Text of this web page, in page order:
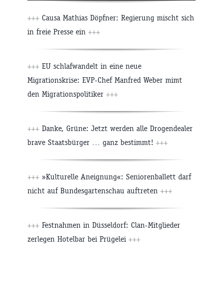
+++ Causa Mathias Döpfner: Regierung mischt sich
in freie Presse ein +++
+++ EU schlafwandelt in eine neue
Migrationskrise: EVP-Chef Manfred Weber mimt
den Migrationspolitiker +++
+++ Danke, Grüne: Jetzt werden alle Drogendealer
brave Staatsbürger … ganz bestimmt! +++
+++ »Kulturelle Aneignung«: Seniorenballett darf
nicht auf Bundesgartenschau auftreten +++
+++ Festnahmen in Düsseldorf: Clan-Mitglieder
zerlegen Hotelbar bei Prügelei +++